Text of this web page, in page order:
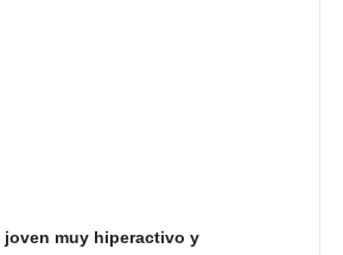
joven muy hiperactivo y